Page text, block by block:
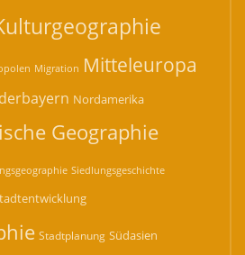
Migration Mitteleuropa
Nordamerika
Geographie
Siedlungsgeschichte
Stadtplanung Südasien